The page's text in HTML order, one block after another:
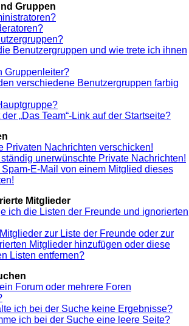
Gruppen
Benutzergruppen und wie trete ich ihnen
Gruppenleiter?
verschiedene Benutzergruppen farbig
„Das Team“-Link auf der Startseite?
Privaten Nachrichten verschicken!
ständig unerwünschte Private Nachrichten!
Spam-E-Mail von einem Mitglied dieses
Mitglieder
ich die Listen der Freunde und ignorierten
zur Liste der Freunde oder zur
Mitglieder hinzufügen oder diese
Listen entfernen?
Forum oder mehrere Foren
ich bei der Suche keine Ergebnisse?
ich bei der Suche eine leere Seite?